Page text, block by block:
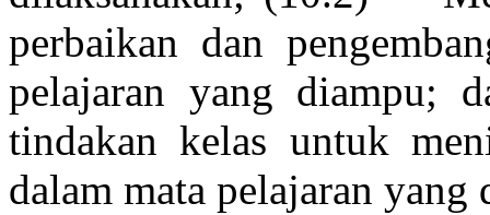
perbaikan dan
pelajaran yang diampu;
tindakan kelas untuk
dalam mata pelajaran yang